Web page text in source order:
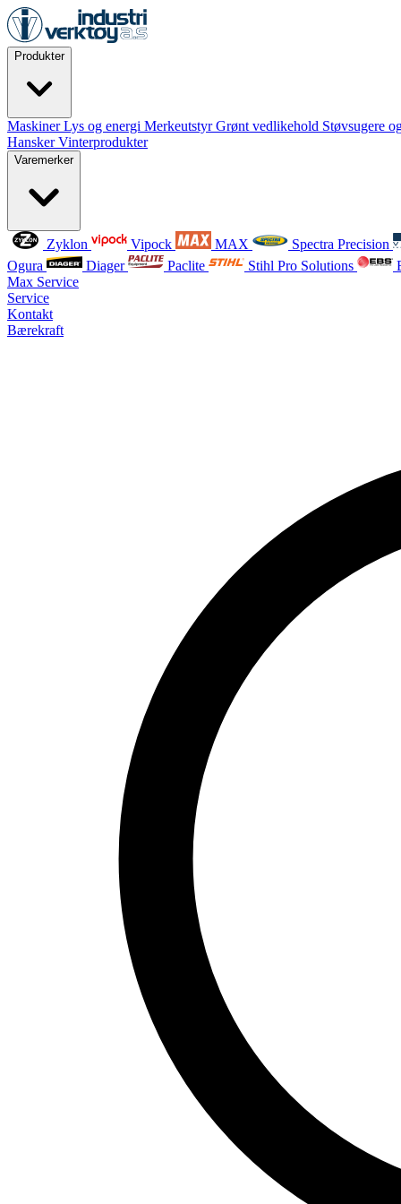
Produkter
MaskinerLys og energi MerkeutstyrGrønt vedlikehold Støvsugere
HanskerVinterprodukter
Varemerker
Zyklon Vipock MAX
Spectra Precision
Ogura
Diager Paclite Stihl Pro Solutions
Max Service
Service
Kontakt
Bærekraft